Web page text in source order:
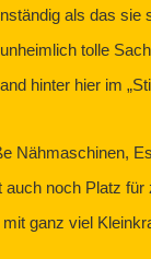
als das sie
tolle
hinter hier im
Nähmaschinen,
auch noch Platz
ganz viel